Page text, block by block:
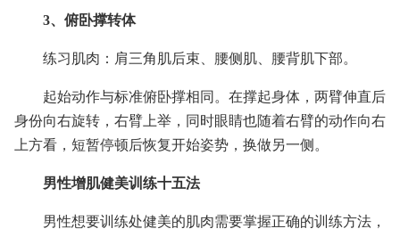
3、俯卧撑转体
练习肌肉：肩三角肌后束、腰侧肌、腰背肌下部。
起始动作与标准俯卧撑相同。在撑起身体，两臂伸直后
身份向右旋转，右臂上举，同时眼睛也随着右臂的动作向右
上方看，短暂停顿后恢复开始姿势，换做另一侧。
男性增肌健美训练十五法
男性想要训练处健美的肌肉需要掌握正确的训练方法，